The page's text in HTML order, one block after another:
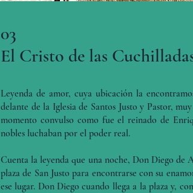
03
El Cristo de las
Leyenda de amor, cuya ubicación la
delante de la Iglesia de Santos Justo y Pastor,
momento convulso como fue el reinado de
nobles luchaban por el poder real.
Cuenta la leyenda que una noche, Don Diego de
plaza de San Justo para encontrarse con su
ese lugar. Don Diego cuando llega a la plaza y,